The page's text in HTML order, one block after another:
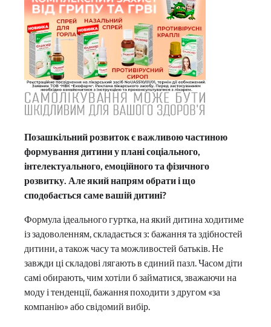
Позашкільний розвиток є важливою частиною
формування дитини у плані соціального,
інтелектуального, емоційного та фізичного
розвитку. Але який напрям обрати і що
сподобається саме вашій дитині?
Формула ідеального гуртка, на який дитина ходитиме
із задоволенням, складається з: бажання та здібностей
дитини, а також часу та можливостей батьків. Не
завжди ці складові лягають в єдиний пазл. Часом діти
самі обирають, чим хотіли б займатися, зважаючи на
моду і тенденції, бажання походити з другом «за
компанію» або свідомий вибір.